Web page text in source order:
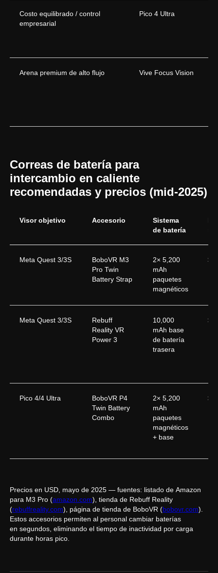
Costo equilibrado / control
empresarial
Pico 4 Ultra
Arena premium de alto flujo Vive Focus Vision
Correas de batería para
intercambio en caliente
recomendadas y precios (mid-2025)
Visor objetivo Accesorio
Sistema
de batería
Meta Quest 3/3S
BoboVR M3
Pro Twin
Battery Strap
2× 5,200
mAh
paquetes
magnéticos
Meta Quest 3/3S
Rebuff
Reality VR
Power 3
10,000
mAh base
de batería
trasera
Pico 4/4 Ultra
BoboVR P4
Twin Battery
Combo
2× 5,200
mAh
paquetes
magnéticos
+ base
Precios en USD, mayo de 2025 — fuentes: listado de Amazon
para M3 Pro (amazon.com), tienda de Rebuff Reality
(rebuffreality.com), página de tienda de BoboVR (bobovr.com).
Estos accesorios permiten al personal cambiar baterías
en segundos, eliminando el tiempo de inactividad por carga
durante horas pico.
©2017-2026 ANVIO LLC | TODOS LOS DERECHOS
RESERVADOS | ANVIO.COM
Reglas Generales para la Prestación de Servicios
VR eSport